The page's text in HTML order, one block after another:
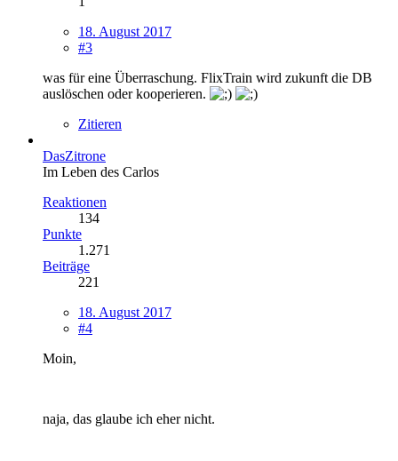
18. August 2017
#3
was für eine Überraschung. FlixTrain wird zukunft die DB
auslöschen oder kooperieren.
Zitieren
DasZitrone
Im Leben des Carlos
Reaktionen
134
Punkte
1.271
Beiträge
221
18. August 2017
#4
Moin,
naja, das glaube ich eher nicht.